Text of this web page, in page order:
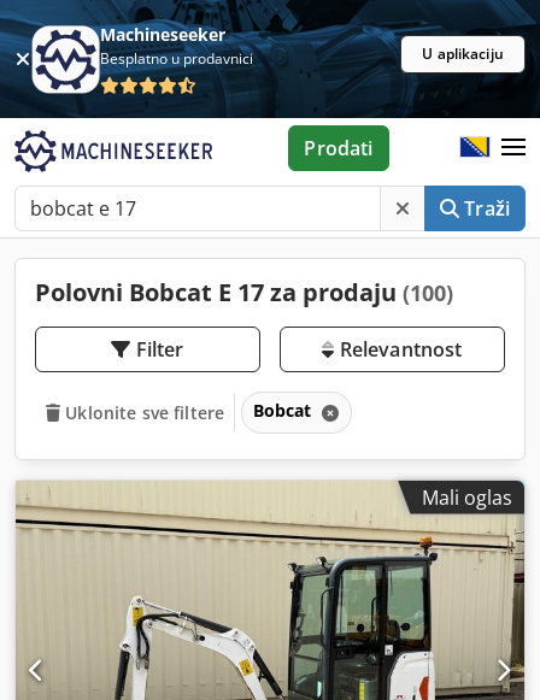
Machineseeker
Besplatno u prodavnici U aplikaciju
Traži
Prodati
Polovni Bobcat E 17 za prodaju (100)
Filter Relevantnost
Uklonite sve filtere Bobcat
Mali oglas